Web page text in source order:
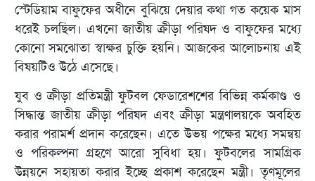
স্টেডিয়াম বাফুফের অধীনে বুঝিয়ে দেয়ার কথা গত কয়েক মাস
ধরেই চলছিল। এখনো জাতীয় ক্রীড়া পরিষদ ও বাফুফের মধ্যে
কোনো সমঝোতা স্বাক্ষর চুক্তি হয়নি। আজকের আলোচনায় এই
বিষয়টিও উঠে এসেছে।
যুব ও ক্রীড়া প্রতিমন্ত্রী ফুটবল ফেডারেশশের বিভিন্ন কর্মকাণ্ড ও
সিদ্ধান্ত জাতীয় ক্রীড়া পরিষদ এবং ক্রীড়া মন্ত্রণালয়কে অবহিত
করার পরামর্শ প্রদান করেছেন। এতে উভয় পক্ষের মধ্যে সমন্বয়
ও পরিকল্পনা গ্রহণে আরো সুবিধা হয়। ফুটবলের সামগ্রিক
উন্নয়নে সহায়তা করার ইচ্ছে প্রকাশ করেছেন মন্ত্রী। তৃণমূলের